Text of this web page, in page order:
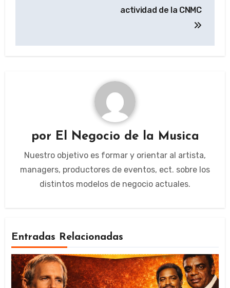
actividad de la CNMC
por El Negocio de la Musica
Nuestro objetivo es formar y orientar al artista,
managers, productores de eventos, ect. sobre los
distintos modelos de negocio actuales.
Entradas Relacionadas